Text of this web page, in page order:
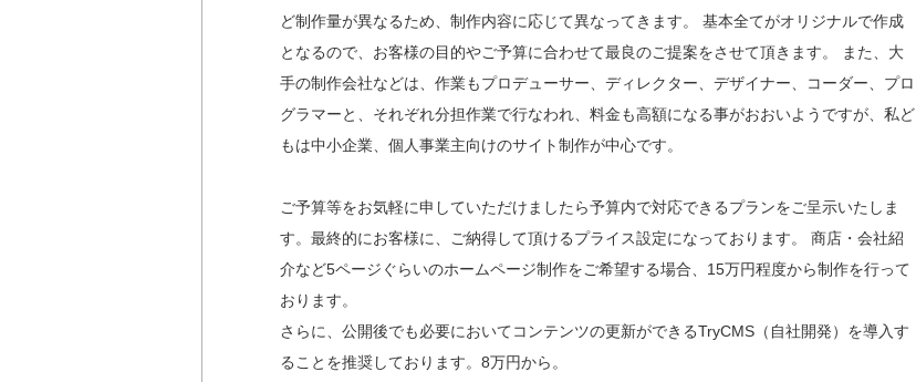
ど制作量が異なるため、制作内容に応じて異なってきます。 基本全てがオリジナルで作成
となるので、お客様の目的やご予算に合わせて最良のご提案をさせて頂きます。 また、大
手の制作会社などは、作業もプロデューサー、ディレクター、デザイナー、コーダー、プロ
グラマーと、それぞれ分担作業で行なわれ、料金も高額になる事がおおいようですが、私ど
もは中小企業、個人事業主向けのサイト制作が中心です。
ご予算等をお気軽に申していただけましたら予算内で対応できるプランをご呈示いたしま
す。最終的にお客様に、ご納得して頂けるプライス設定になっております。 商店・会社紹
介など5ページぐらいのホームページ制作をご希望する場合、15万円程度から制作を行って
おります。
さらに、公開後でも必要においてコンテンツの更新ができるTryCMS（自社開発）を導入す
ることを推奨しております。8万円から。